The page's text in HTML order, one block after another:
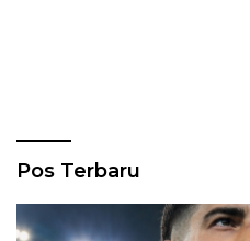
Pos Terbaru